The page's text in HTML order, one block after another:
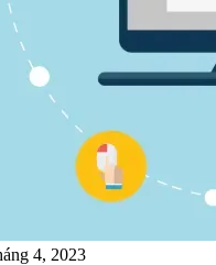
4, 2023